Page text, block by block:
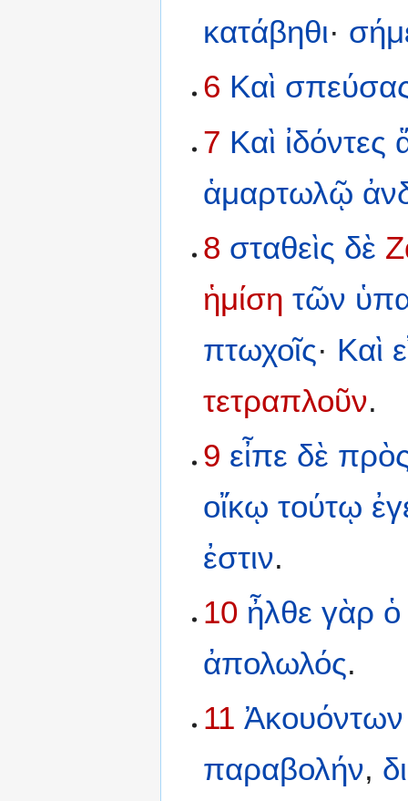
κατάβηθι·
6 Καὶ
7 Καὶ ἰδόντες
ἁμαρτωλῷ
8 σταθεὶς δὲ
ἡμίση τῶν
πτωχοῖς· Καὶ
τετραπλοῦν.
9 εἶπε δὲ
οἴκῳ τούτῳ
ἐστιν.
10 ἦλθε γὰρ ὁ
ἀπολωλός.
11 Ἀκουόντων
παραβολήν,